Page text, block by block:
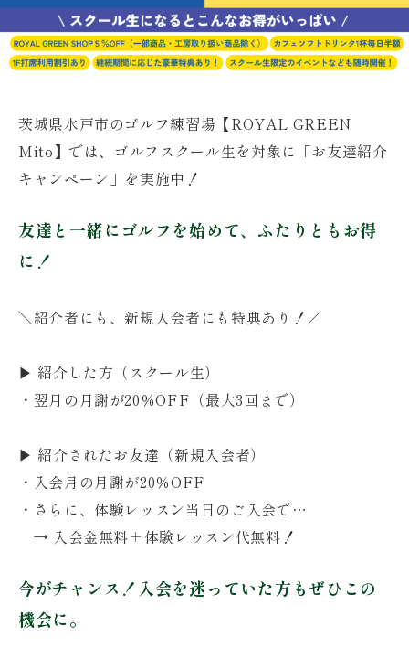
茨城県水戸市のゴルフ練習場【ROYAL GREEN
Mito】では、ゴルフスクール生を対象に「お友達紹介
キャンペーン」を実施中！
友達と一緒にゴルフを始めて、ふたりともお得
に！
＼紹介者にも、新規入会者にも特典あり！／
▶ 紹介した方（スクール生）
・翌月の月謝が20％OFF（最大3回まで）
▶ 紹介されたお友達（新規入会者）
・入会月の月謝が20％OFF
・さらに、体験レッスン当日のご入会で…
→ 入会金無料＋体験レッスン代無料！
今がチャンス！入会を迷っていた方もぜひこの
機会に。